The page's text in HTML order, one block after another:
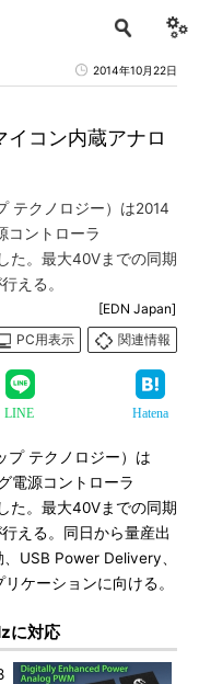
2014年10月22日
コン内蔵アナロ
テクノロジー）は2014
コントローラ
た。最大40Vまでの同期
える。
[EDN Japan]
PC用表示
関連情報
LINE Hatena
テクノロジー）は
電源コントローラ
た。最大40Vまでの同期
える。同日から量産出
USB Power Delivery、
ケーションに向ける。
に対応